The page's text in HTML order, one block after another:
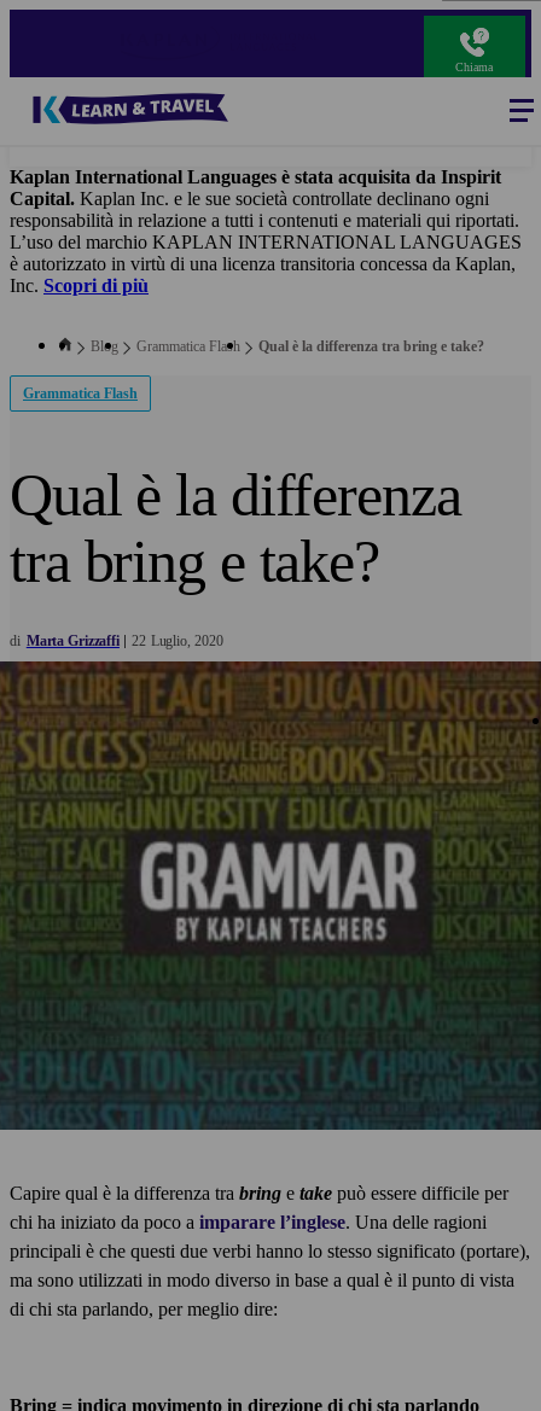
Chiama
Kaplan International Languages è stata acquisita da Inspirit
Capital. Kaplan Inc. e le sue società controllate declinano ogni
responsabilità in relazione a tutti i contenuti e materiali qui riportati.
L’uso del marchio KAPLAN INTERNATIONAL LANGUAGES
è autorizzato in virtù di una licenza transitoria concessa da Kaplan,
Inc. Scopri di più
Blog Grammatica Flash Qual è la differenza tra bring e take?
Grammatica Flash
Qual è la differenza
tra bring e take?
di Marta Grizzaffi 22 Luglio 2020
Capire qual è la differenza tra bring e take può essere difficile per
chi ha iniziato da poco a imparare l’inglese. Una delle ragioni
principali è che questi due verbi hanno lo stesso significato (portare),
ma sono utilizzati in modo diverso in base a qual è il punto di vista
di chi sta parlando, per meglio dire:
Bring = indica movimento in direzione di chi sta parlando